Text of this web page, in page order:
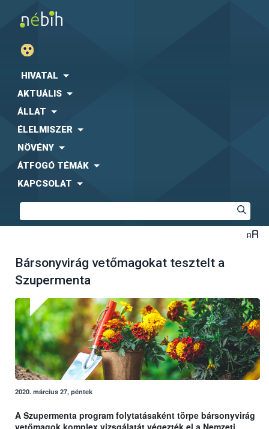
HIVATAL
AKTUÁLIS
ÁLLAT
ÉLELMISZER
NÖVÉNY
ÁTFOGÓ TÉMÁK
KAPCSOLAT
Bársonyvirág vetőmagokat tesztelt a
Szupermenta
2020. március 27, péntek
A Szupermenta program folytatásaként törpe bársonyvirág